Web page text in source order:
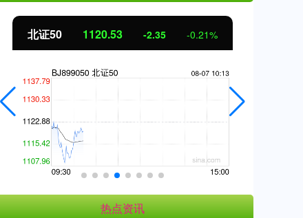
北证50 1120.58 -2.30 -0.20%
热点资讯